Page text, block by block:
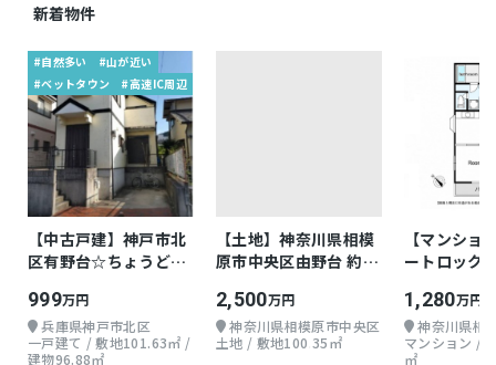
新着物件
#自然多い
#山が近い
#ベットタウン
#高速IC周辺
【中古戸建】神戸市北
区有野台☆ちょうどよ
999万円
兵庫県神戸市北区
一戸建て / 敷地101.63㎡ /
建物96.88㎡
【土地】神奈川県相模
原市中央区由野台 約
2,500万円
神奈川県相模原市中央区
土地 / 敷地100.35㎡
【マンショ
ートロック
1,280万円
神奈川県相
マンション /
㎡